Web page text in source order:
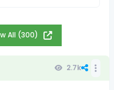
All (300)
2.7k